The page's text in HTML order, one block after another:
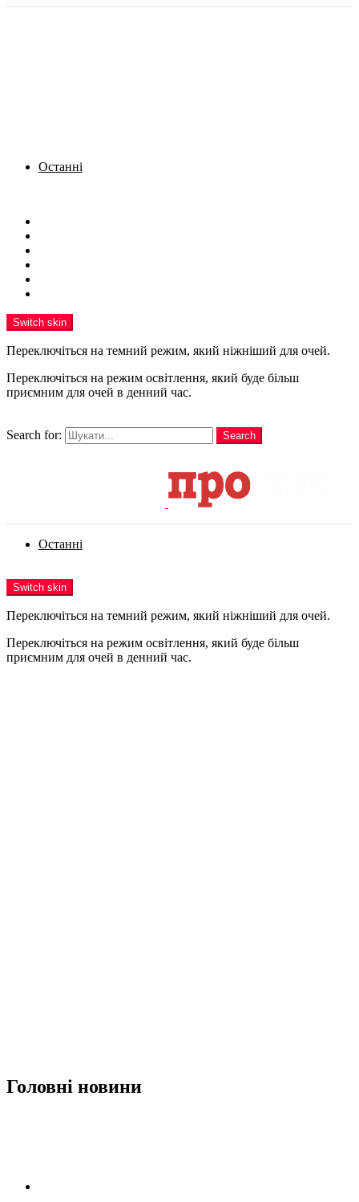
Останні
Switch skin
Переключіться на темний режим, який ніжніший для очей.
Переключіться на режим освітлення, який буде більш
приємним для очей в денний час.
Search for:
Search
Останні
Switch skin
Переключіться на темний режим, який ніжніший для очей.
Переключіться на режим освітлення, який буде більш
приємним для очей в денний час.
Головні новини